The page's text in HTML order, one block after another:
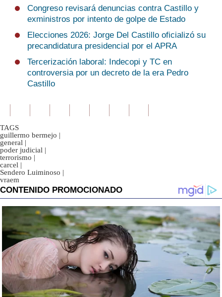
Congreso revisará denuncias contra Castillo y
exministros por intento de golpe de Estado
Elecciones 2026: Jorge Del Castillo oficializó su
precandidatura presidencial por el APRA
Tercerización laboral: Indecopi y TC en
controversia por un decreto de la era Pedro
Castillo
TAGS
guillermo bermejo |
general |
poder judicial |
terrorismo |
carcel |
Sendero Luiminoso |
vraem